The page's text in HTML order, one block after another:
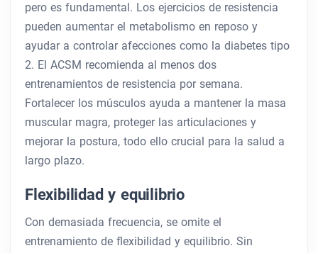
pero es fundamental. Los ejercicios de resistencia
pueden aumentar el metabolismo en reposo y
ayudar a controlar afecciones como la diabetes tipo
2. El ACSM recomienda al menos dos
entrenamientos de resistencia por semana.
Fortalecer los músculos ayuda a mantener la masa
muscular magra, proteger las articulaciones y
mejorar la postura, todo ello crucial para la salud a
largo plazo.
Flexibilidad y equilibrio
Con demasiada frecuencia, se omite el
entrenamiento de flexibilidad y equilibrio. Sin